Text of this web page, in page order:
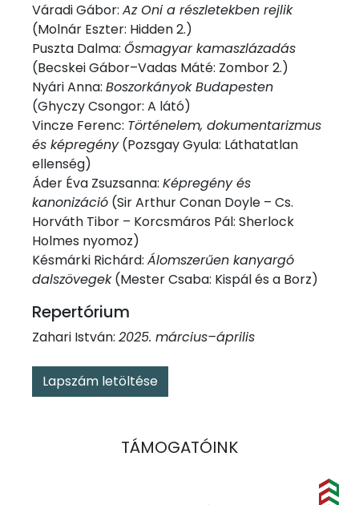
Váradi Gábor: Az Oni a részletekben rejlik
(Molnár Eszter: Hidden 2.)
Puszta Dalma: Ősmagyar kamaszlázadás
(Becskei Gábor–Vadas Máté: Zombor 2.)
Nyári Anna: Boszorkányok Budapesten
(Ghyczy Csongor: A látó)
Vincze Ferenc: Történelem, dokumentarizmus
és képregény(Pozsgay Gyula: Láthatatlan
ellenség)
Áder Éva Zsuzsanna: Képregény és
kanonizáció (Sir Arthur Conan Doyle – Cs.
Horváth Tibor – Korcsmáros Pál: Sherlock
Holmes nyomoz)
Késmárki Richárd: Álomszerűen kanyargó
dalszövegek(Mester Csaba: Kispál és a Borz)
Repertórium
Zahari István: 2025. március–április
Lapszám letöltése
TÁMOGATÓINK